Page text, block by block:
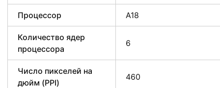
Процессор A18
Количество ядер
процессора
6
Число пикселей на
дюйм (PPI)
460